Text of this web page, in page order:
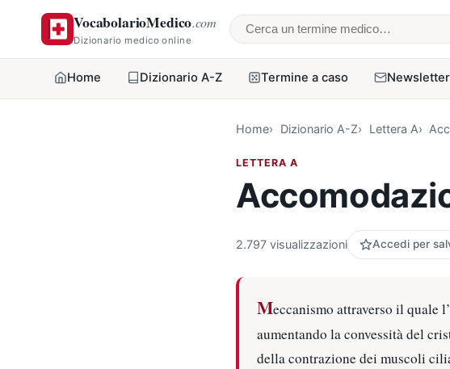
VocabolarioMedico.com
Dizionario medico online Cerca un termine medico
Home Dizionario A-Z Termine a caso Newsletter
Home Dizionario A-Z Lettera A
LETTERA A
2.797 visualizzazioni Accedi per
Meccanismo attraverso il quale
aumentando la convessità del
della contrazione dei muscoli